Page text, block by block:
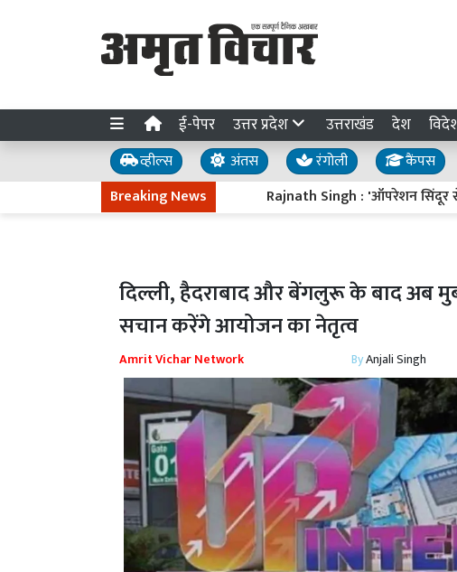
ई-पेपर उत्तर प्रदेश उत्तराखंड देश
व्हील्स अंतस रंगोली कैंपस
Breaking News
Rajnath Singh : 'ऑपरेशन सिंदूर से
दिल्ली, हैदराबाद और बेंगलुरू के बाद अब
सचान करेंगे आयोजन का नेतृत्व
Amrit Vichar Network ByAnjali Singh